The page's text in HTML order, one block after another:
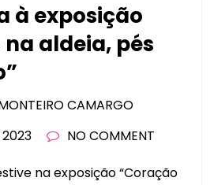
à exposição
aldeia, pés
CAMARGO
2023
NO COMMENT
na exposição “Coração